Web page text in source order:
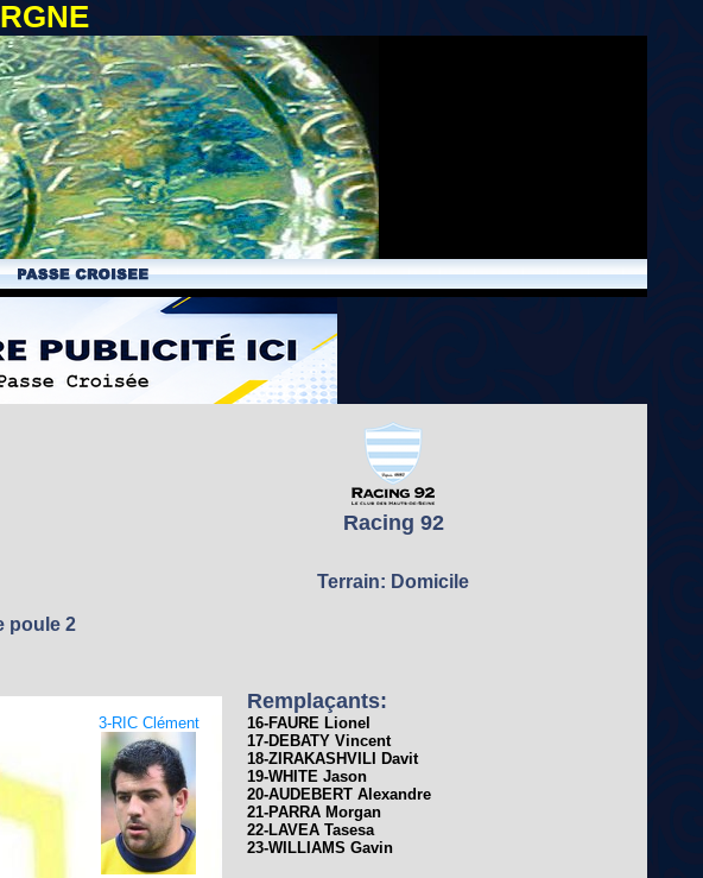
Racing 92
Terrain: Domicile
poule 2
3-RIC Clément
Remplaçants:
16-FAURE Lionel
17-DEBATY Vincent
18-ZIRAKASHVILI Davit
19-WHITE Jason
20-AUDEBERT Alexandre
21-PARRA Morgan
22-LAVEA Tasesa
23-WILLIAMS Gavin